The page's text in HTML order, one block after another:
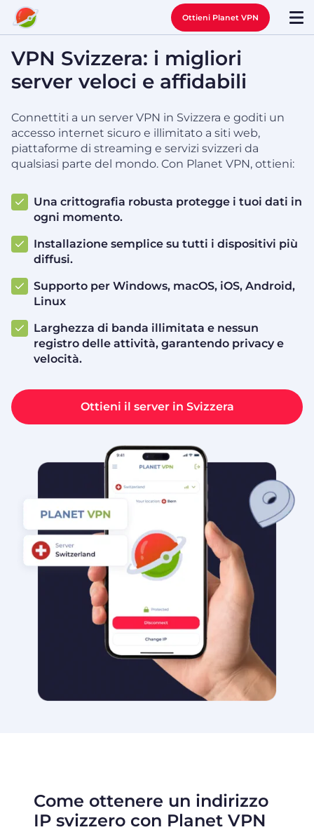
Ottieni Planet VPN
VPN Svizzera: i migliori
server veloci e affidabili
Connettiti a un server VPN in Svizzera e goditi un
accesso internet sicuro e illimitato a siti web,
piattaforme di streaming e servizi svizzeri da
qualsiasi parte del mondo. Con Planet VPN, ottieni:
Una crittografia robusta protegge i tuoi dati in
ogni momento.
Installazione semplice su tutti i dispositivi più
diffusi.
Supporto per Windows, macOS, iOS, Android,
Linux
Larghezza di banda illimitata e nessun
registro delle attività, garantendo privacy e
velocità.
Ottieni il server in Svizzera
Come ottenere un indirizzo
IP svizzero con Planet VPN